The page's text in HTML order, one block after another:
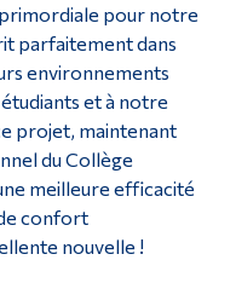
pour notre
parfaitement dans
environnements
et à notre
projet, maintenant
du Collège
meilleure efficacité
confort
nouvelle !